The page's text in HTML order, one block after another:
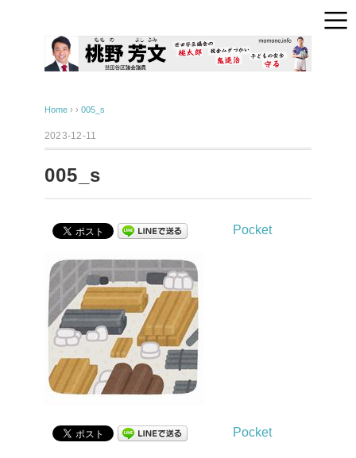
Home › › 005_s
2023-12-11
005_s
Pocket
Pocket